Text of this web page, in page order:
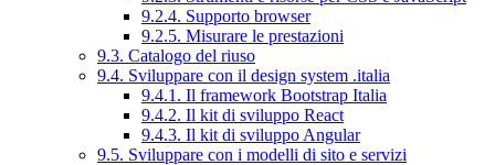
9.2.4. Supporto browser
9.2.5. Misurare le prestazioni
9.3. Catalogo del riuso
9.4. Sviluppare con il design system .italia
9.4.1. Il framework Bootstrap Italia
9.4.2. Il kit di sviluppo React
9.4.3. Il kit di sviluppo Angular
9.5. Sviluppare con i modelli di sito e servizi